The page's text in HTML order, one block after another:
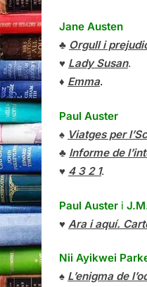
Jane Austen
♣ Orgull i
♥ Lady Susan.
♦ Emma.
Paul Auster
♠ Viatges per
♣ Informe de
♥ 4 3 2 1.
Paul Auster i
♥ Ara i aquí.
Nii Ayikwei
♠ L’enigma de